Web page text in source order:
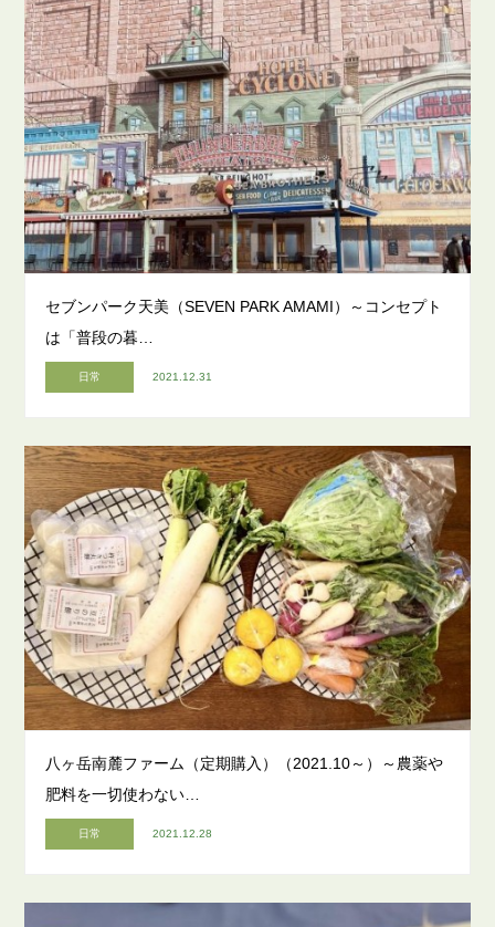
セブンパーク天美（SEVEN PARK AMAMI）～コンセプト
は「普段の暮…
日常 2021.12.31
八ヶ岳南麓ファーム（定期購入）（2021.10～）～農薬や
肥料を一切使わない…
日常 2021.12.28